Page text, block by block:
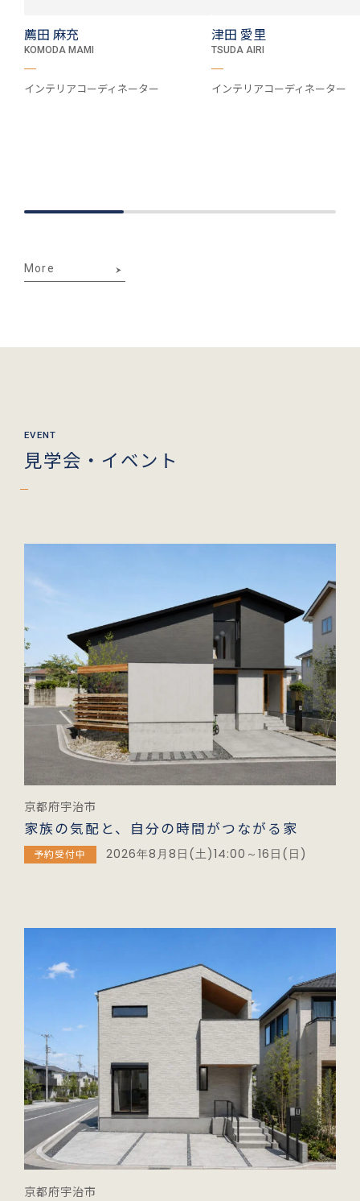
薦田 麻充
KOMODA MAMI
インテリアコーディネーター
津田 愛里
TSUDA AIRI
インテリアコーディネーター
More
見学会・イベント
京都府宇治市
家族の気配と、自分の時間がつながる家
予約受付中 2026年8月8日(土)14:00～16日(日)
京都府宇治市